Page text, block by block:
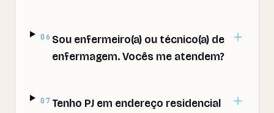
06 Sou enfermeiro(a) ou técnico(a) de
enfermagem. Vocês me atendem?
07 Tenho PJ em endereço residencial